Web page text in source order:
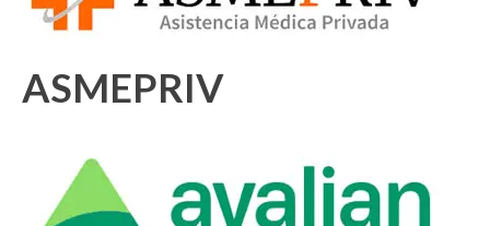
ASMEPRIV